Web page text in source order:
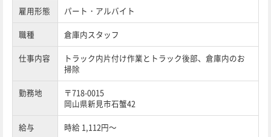
雇用形態 パート・アルバイト
職種 倉庫内スタッフ
仕事内容
トラック内片付け作業とトラック後部、倉庫内のお
掃除
勤務地
〒718-0015
岡山県新見市石蟹42
給与 時給 1,112円～